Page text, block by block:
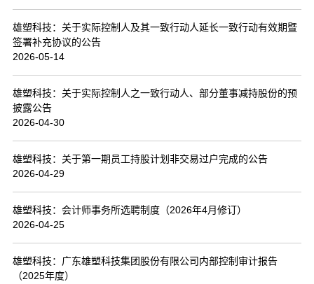
雄塑科技：关于实际控制人及其一致行动人延长一致行动有效期暨
签署补充协议的公告
2026-05-14
雄塑科技：关于实际控制人之一致行动人、部分董事减持股份的预
披露公告
2026-04-30
雄塑科技：关于第一期员工持股计划非交易过户完成的公告
2026-04-29
雄塑科技：会计师事务所选聘制度（2026年4月修订）
2026-04-25
雄塑科技：广东雄塑科技集团股份有限公司内部控制审计报告
（2025年度）